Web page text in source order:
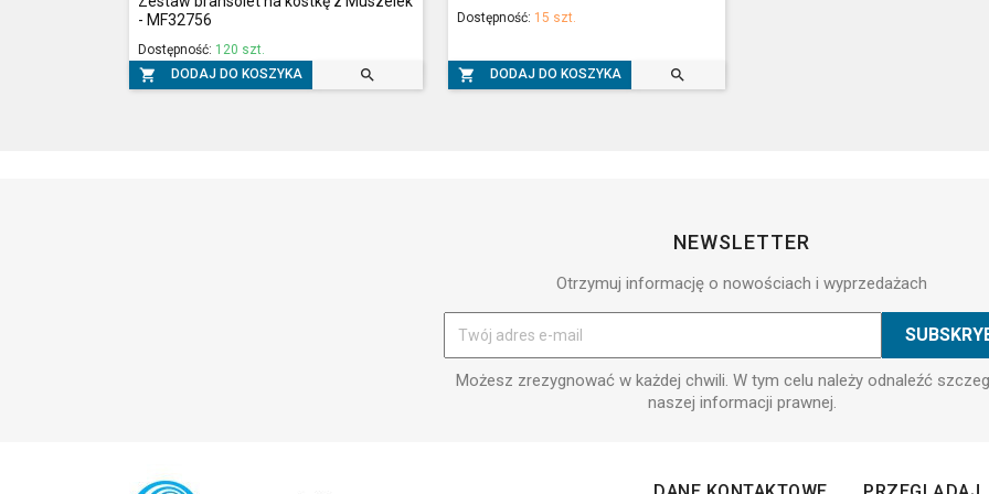
- MF32756
Dostępność: 120 szt.
 DODAJ DO KOSZYKA 
Dostępność: 15 szt.
 DODAJ DO KOSZYKA 
NEWSLETTER
Otrzymuj informację o nowościach i wyprzedażach
Możesz zrezygnować w każdej chwili. W tym celu należy odnaleźć
naszej informacji prawnej.